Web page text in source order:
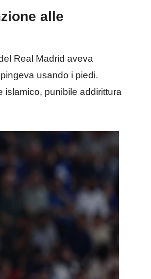
alle
Real Madrid aveva
usando i piedi.
islamico, punibile addirittura